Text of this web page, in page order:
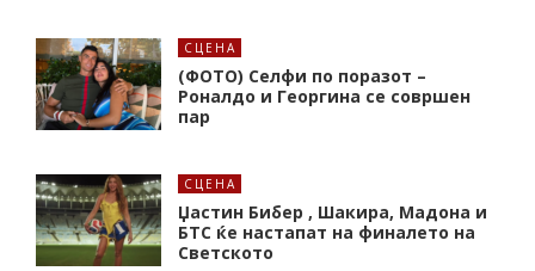
СЦЕНА
(ФОТО) Селфи по поразот –
Роналдо и Георгина се совршен
пар
СЦЕНА
Џастин Бибер , Шакира, Мадона и
БТС ќе настапат на финалето на
Светското